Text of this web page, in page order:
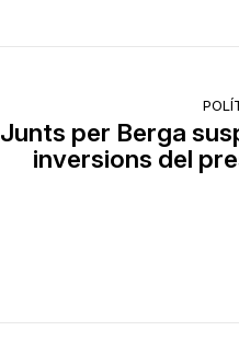
Junts per Berga
inversions del